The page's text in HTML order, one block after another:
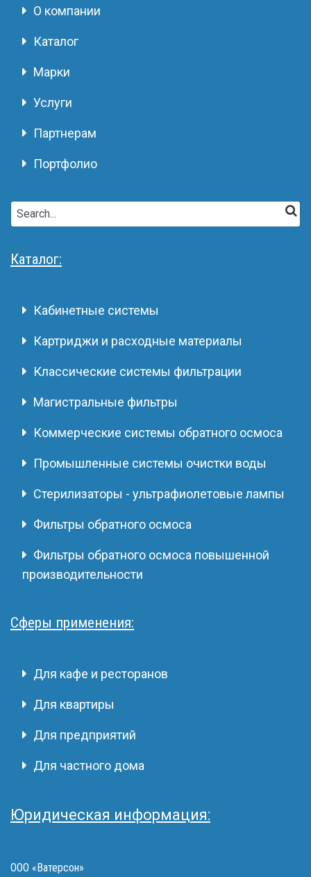
О компании
Каталог
Марки
Услуги
Партнерам
Портфолио
Каталог:
Кабинетные системы
Картриджи и расходные материалы
Классические системы фильтрации
Магистральные фильтры
Коммерческие системы обратного осмоса
Промышленные системы очистки воды
Стерилизаторы - ультрафиолетовые лампы
Фильтры обратного осмоса
Фильтры обратного осмоса повышенной
производительности
Сферы применения:
Для кафе и ресторанов
Для квартиры
Для предприятий
Для частного дома
Юридическая информация:
ООО «Ватерсон»